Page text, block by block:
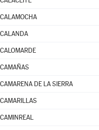
CALAMOCHA
CALANDA
CALOMARDE
CAMAÑAS
CAMARENA DE LA SIERRA
CAMARILLAS
CAMINREAL